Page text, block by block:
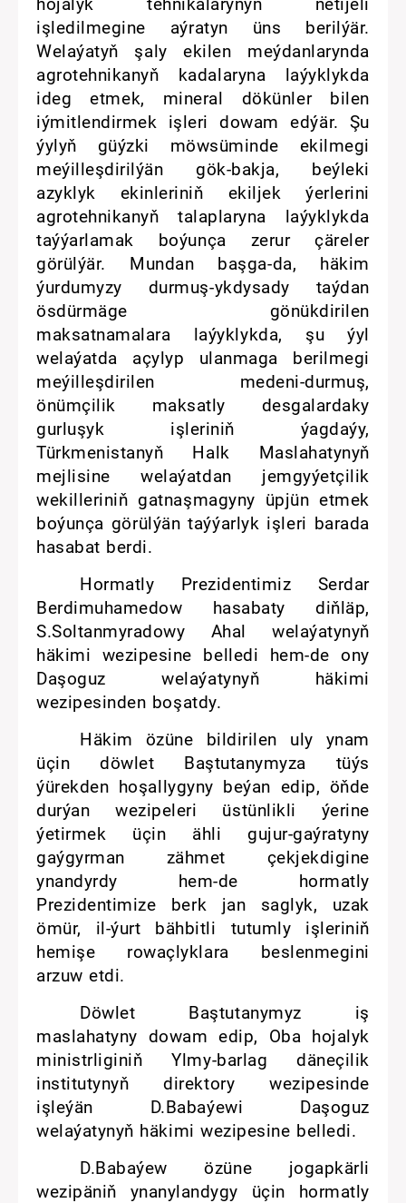
hojalyk tehnikalarynyň netijeli
işledilmegine aýratyn üns berilýär.
Welaýatyň şaly ekilen meýdanlarynda
agrotehnikanyň kadalaryna laýyklykda
ideg etmek, mineral dökünler bilen
iýmitlendirmek işleri dowam edýär. Şu
ýylyň güýzki möwsüminde ekilmegi
meýilleşdirilýän gök-bakja, beýleki
azyklyk ekinleriniň ekiljek ýerlerini
agrotehnikanyň talaplaryna laýyklykda
taýýarlamak boýunça zerur çäreler
görülýär. Mundan başga-da, häkim
ýurdumyzy durmuş-ykdysady taýdan
ösdürmäge gönükdirilen
maksatnamalara laýyklykda, şu ýyl
welaýatda açylyp ulanmaga berilmegi
meýilleşdirilen medeni-durmuş,
önümçilik maksatly desgalardaky
gurluşyk işleriniň ýagdaýy,
Türkmenistanyň Halk Maslahatynyň
mejlisine welaýatdan jemgyýetçilik
wekilleriniň gatnaşmagyny üpjün etmek
boýunça görülýän taýýarlyk işleri barada
hasabat berdi.
Hormatly Prezidentimiz Serdar
Berdimuhamedow hasabaty diňläp,
S.Soltanmyradowy Ahal welaýatynyň
häkimi wezipesine belledi hem-de ony
Daşoguz welaýatynyň häkimi
wezipesinden boşatdy.
Häkim özüne bildirilen uly ynam
üçin döwlet Baştutanymyza tüýs
ýürekden hoşallygyny beýan edip, öňde
durýan wezipeleri üstünlikli ýerine
ýetirmek üçin ähli gujur-gaýratyny
gaýgyrman zähmet çekjekdigine
ynandyrdy hem-de hormatly
Prezidentimize berk jan saglyk, uzak
ömür, il-ýurt bähbitli tutumly işleriniň
hemişe rowaçlyklara beslenmegini
arzuw etdi.
Döwlet Baştutanymyz iş
maslahatyny dowam edip, Oba hojalyk
ministrliginiň Ylmy-barlag däneçilik
institutynyň direktory wezipesinde
işleýän D.Babaýewi Daşoguz
welaýatynyň häkimi wezipesine belledi.
D.Babaýew özüne jogapkärli
wezipäniň ynanylandygy üçin hormatly